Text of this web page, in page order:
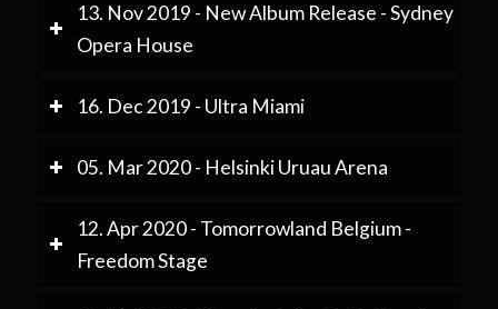
13. Nov 2019 - New Album Release - Sydney
Opera House
16. Dec 2019 - Ultra Miami
05. Mar 2020 - Helsinki Uruau Arena
12. Apr 2020 - Tomorrowland Belgium -
Freedom Stage